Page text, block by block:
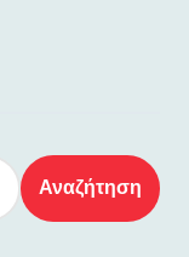
Αναζήτηση